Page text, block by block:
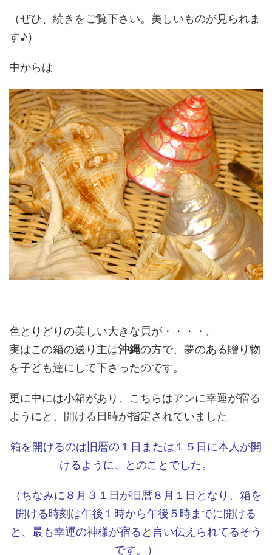
（ぜひ、続きをご覧下さい。美しいものが見られま
す♪）
中からは
色とりどりの美しい大きな貝が・・・・。
実はこの箱の送り主は沖縄の方で、夢のある贈り物
を子ども達にして下さったのです。
更に中には小箱があり、こちらはアンに幸運が宿る
ようにと、開ける日時が指定されていました。
箱を開けるのは旧暦の１日または１５日に本人が開
けるように、とのことでした。
（ちなみに８月３１日が旧暦８月１日となり、箱を
開ける時刻は午後１時から午後５時までに開ける
と、最も幸運の神様が宿ると言い伝えられてるそう
です。）